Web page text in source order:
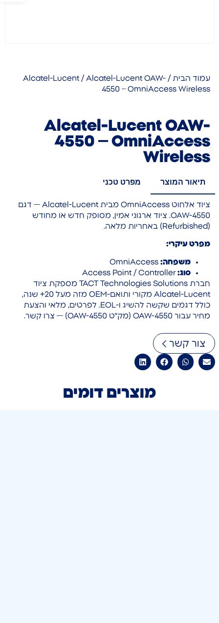
עמוד הבית /
Alcatel-Lucent / Alcatel-Lucent OAW-
4550 – OmniAccess Wireless
Alcatel-Lucent OAW-
4550 – OmniAccess
Wireless
תיאור המוצר מפרט טכני
ציוד אלחוט OmniAccess מבית Alcatel-Lucent — דגם
OAW-4550. ציוד ארגוני אמין, מסופק חדש או מחודש
(Refurbished) באחריות מלאה.
מפרט עיקרי:
משפחה:
סוג:
חברת TACT Technologies Solutions מספקת ציוד
Alcatel-Lucent מקורי ותואם-OEM מזה מעל 20+ שנה,
כולל דגמים שקשה להשיג ו-EOL. לפרטים, מלאי והצעת
מחיר עבור OAW-4550 (מק"ט OAW-4550) — צרו קשר.
צור קשר
מוצרים דומים